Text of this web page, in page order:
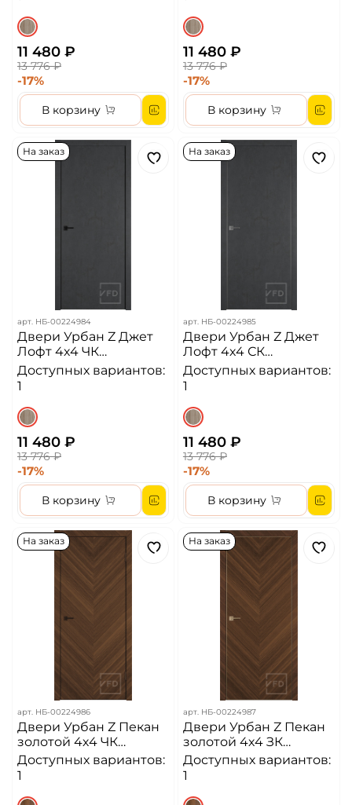
11 480 ₽
13 776 ₽
-17%
В корзину
11 480 ₽
13 776 ₽
-17%
В корзину
На заказ
арт. НБ-00224984
Двери Урбан Z Джет
Лофт 4х4 ЧК
Алюминиевая кромка
ДГ
Доступных вариантов:
1
11 480 ₽
13 776 ₽
-17%
В корзину
На заказ
арт. НБ-00224985
Двери Урбан Z Джет
Лофт 4х4 СК
Алюминиевая кромка
ДГ
Доступных вариантов:
1
11 480 ₽
13 776 ₽
-17%
В корзину
На заказ
арт. НБ-00224986
Двери Урбан Z Пекан
золотой 4х4 ЧК
Алюминиевая кромка
ДГ
Доступных вариантов:
1
На заказ
арт. НБ-00224987
Двери Урбан Z Пекан
золотой 4х4 ЗК
Алюминиевая кромка
ДГ
Доступных вариантов:
1